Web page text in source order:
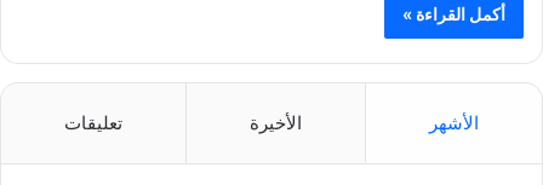
أكمل القراءة »
الأشهر الأخيرة تعليقات